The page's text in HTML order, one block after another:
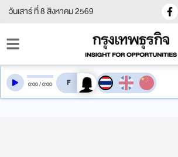
วันเสาร์ ที่ 8 สิงหาคม 2569
0:00/0:00 สลับเสียงอ่าน